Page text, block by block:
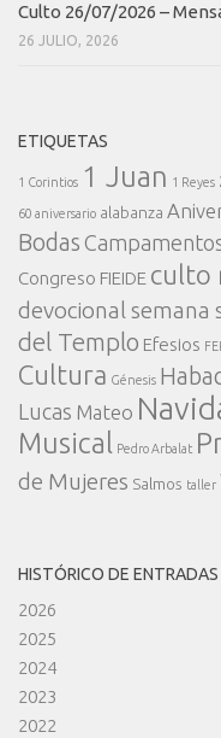
Culto 26/07/2026 –
26 JULIO, 2026
ETIQUETAS
1 Corintios 1 Juan 1 Reyes
60 aniversario alabanza
Bodas
Congreso FIEIDE culto
devocional semana
del Templo Efesios
Cultura Génesis
Lucas Mateo
Musical
Pedro Arbalat
de Mujeres Salmos taller
HISTÓRICO DE ENTRADAS
2026
2025
2024
2023
2022